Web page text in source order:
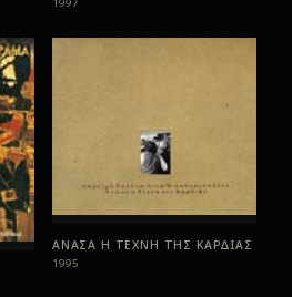
1997
ΑΝΑΣΑ Η ΤΕΧΝΗ ΤΗΣ ΚΑΡΔΙΑΣ
1995